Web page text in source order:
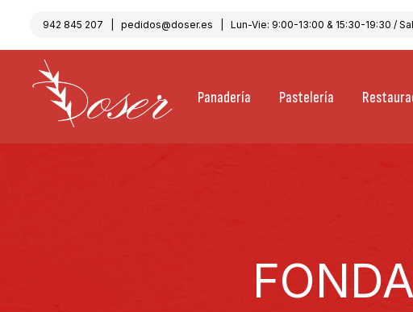
942 845 207 pedidos@doser.es | Lun-Vie: 9:00-13:00 & 15:30-19:30 /
Panadería Pastelería